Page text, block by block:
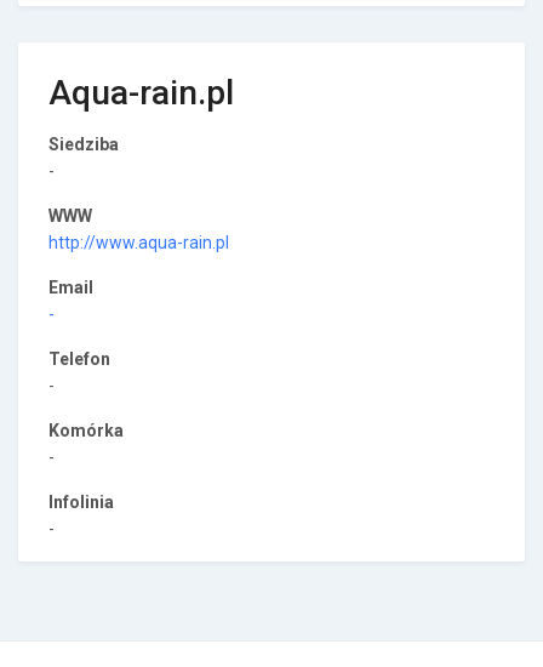
Aqua-rain.pl
Siedziba
-
WWW
http://www.aqua-rain.pl
Email
-
Telefon
-
Komórka
-
Infolinia
-